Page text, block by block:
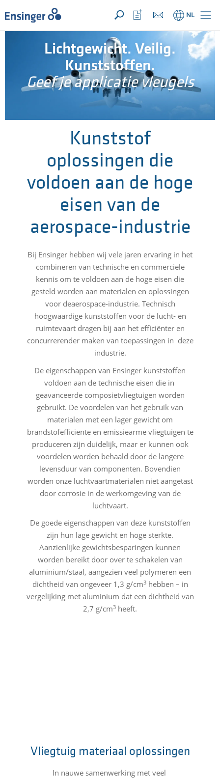
UW aanvraag ({{productCount}} Produkten)OPEN
Startpagina NL
Bekijk
favorietenlijst
Lichtgewicht. Veilig.
Kunststoffen.
Geef je applicatie vleugels
Kunststof
oplossingen die
voldoen aan de hoge
eisen van de
aerospace-industrie
Bij Ensinger hebben wij vele jaren ervaring in het
combineren van technische en commerciële
kennis om te voldoen aan de hoge eisen die
gesteld worden aan materialen en oplossingen
voor deaerospace-industrie. Technisch
hoogwaardige kunststoffen voor de lucht- en
ruimtevaart dragen bij aan het efficiënter en
concurrerender maken van toepassingen in deze
industrie.
De eigenschappen van Ensinger kunststoffen
voldoen aan de technische eisen die in
geavanceerde composietvliegtuigen worden
gebruikt. De voordelen van het gebruik van
materialen met een lager gewicht om
brandstofefficiënte en emissiearme vliegtuigen te
produceren zijn duidelijk, maar er kunnen ook
voordelen worden behaald door de langere
levensduur van componenten. Bovendien
worden onze luchtvaartmaterialen niet aangetast
door corrosie in de werkomgeving van de
luchtvaart.
De goede eigenschappen van deze kunststoffen
zijn hun lage gewicht en hoge sterkte.
Aanzienlijke gewichtsbesparingen kunnen
worden bereikt door over te schakelen van
aluminium/staal, aangezien veel polymeren een
dichtheid van ongeveer 1,3 g/cm3hebben – in
vergelijking met aluminium dat een dichtheid van
2,7 g/cm3 heeft.
Vliegtuig materiaal oplossingen
In nauwe samenwerking met veel